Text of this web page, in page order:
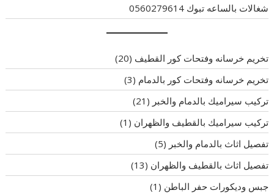
شغالات بالساعه تبوك 0560279614
تخريم خرسانه وفتحات كور القطيف (20)
تخريم خرسانه وفتحات كور بالدمام (3)
تركيب سيراميك بالدمام والخبر (21)
تركيب سيراميك بالقطيف والظهران (1)
تفصيل اثاث بالدمام والخبر (5)
تفصيل اثاث بالقطيف والظهران (13)
جبس وديكورات حفر الباطن (1)